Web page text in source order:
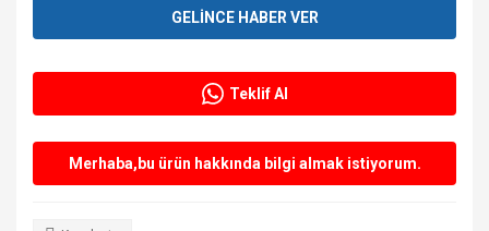
GELİNCE HABER VER
Teklif Al
Merhaba,bu ürün hakkında bilgi almak istiyorum.